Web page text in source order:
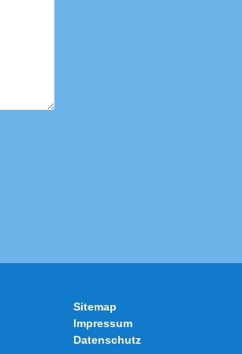
Sitemap
Impressum
Datenschutz